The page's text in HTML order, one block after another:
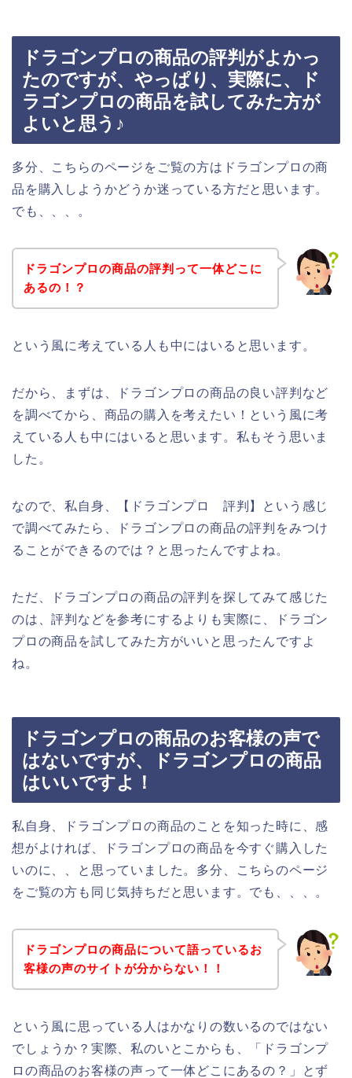
ドラゴンプロの商品の評判がよかっ
たのですが、やっぱり、実際に、ド
ラゴンプロの商品を試してみた方が
よいと思う♪
多分、こちらのページをご覧の方はドラゴンプロの商
品を購入しようかどうか迷っている方だと思います。
でも、、、。
ドラゴンプロの商品の評判って一体どこに
あるの！？
という風に考えている人も中にはいると思います。
だから、まずは、ドラゴンプロの商品の良い評判など
を調べてから、商品の購入を考えたい！という風に考
えている人も中にはいると思います。私もそう思いま
した。
なので、私自身、【ドラゴンプロ 評判】という感じ
で調べてみたら、ドラゴンプロの商品の評判をみつけ
ることができるのでは？と思ったんですよね。
ただ、ドラゴンプロの商品の評判を探してみて感じた
のは、評判などを参考にするよりも実際に、ドラゴン
プロの商品を試してみた方がいいと思ったんですよ
ね。
ドラゴンプロの商品のお客様の声で
はないですが、ドラゴンプロの商品
はいいですよ！
私自身、ドラゴンプロの商品のことを知った時に、感
想がよければ、ドラゴンプロの商品を今すぐ購入した
いのに、、と思っていました。多分、こちらのページ
をご覧の方も同じ気持ちだと思います。でも、、、。
ドラゴンプロの商品について語っているお
客様の声のサイトが分からない！！
という風に思っている人はかなりの数いるのではない
でしょうか？実際、私のいとこからも、「ドラゴンプ
ロの商品のお客様の声って一体どこにあるの？」とず